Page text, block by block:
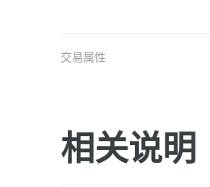
交易属性
相关说明